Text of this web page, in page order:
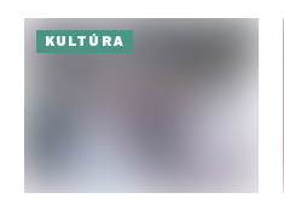
KULTÚRA